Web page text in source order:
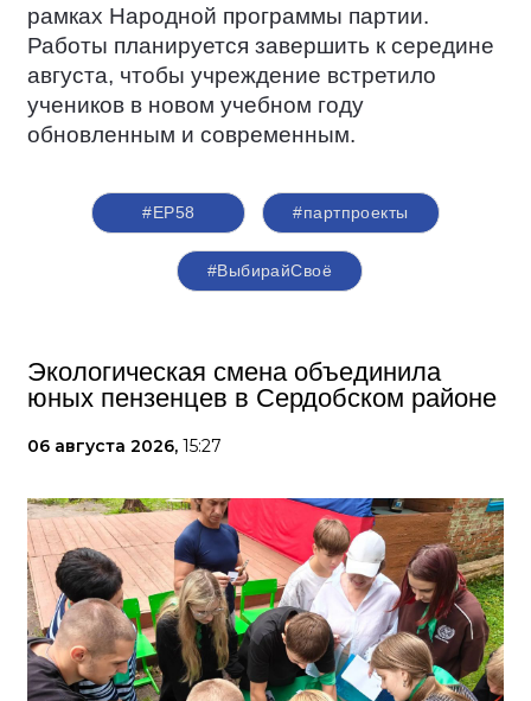
рамках Народной программы партии.
Работы планируется завершить к середине
августа, чтобы учреждение встретило
учеников в новом учебном году
обновленным и современным.
#ЕР58 #партпроекты
#ВыбирайСвоё
Экологическая смена объединила
юных пензенцев в Сердобском районе
06 августа 2026, 15:27